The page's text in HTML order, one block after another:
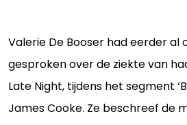
Valerie De Booser had eerder al
gesproken over de ziekte van
Late Night, tijdens het segment
James Cooke. Ze beschreef de